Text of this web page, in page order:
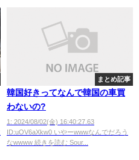
まとめ記事
韓国好きってなんで韓国の車買
わないの?
1: 2024/08/02(金) 16:40:27.63
ID:uOV6aXkw0 いやーwwwなんでだろう
なwwww 続きを読む Sour...